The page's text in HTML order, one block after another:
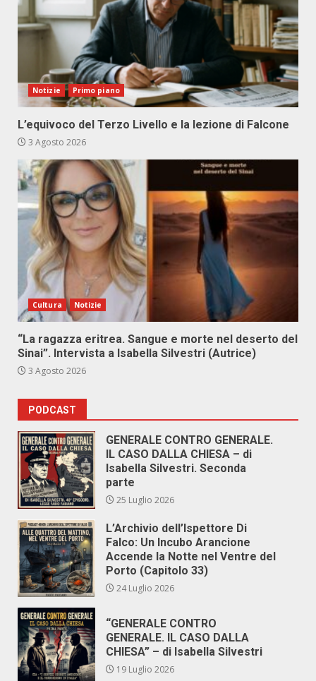
Notizie Primo piano
L’equivoco del Terzo Livello e la lezione di Falcone
3 Agosto 2026
Cultura Notizie
“La ragazza eritrea. Sangue e morte nel deserto del
Sinai”. Intervista a Isabella Silvestri (Autrice)
3 Agosto 2026
PODCAST
GENERALE CONTRO GENERALE.
IL CASO DALLA CHIESA – di
Isabella Silvestri. Seconda
parte
25 Luglio 2026
L’Archivio dell’Ispettore Di
Falco: Un Incubo Arancione
Accende la Notte nel Ventre del
Porto (Capitolo 33)
24 Luglio 2026
“GENERALE CONTRO
GENERALE. IL CASO DALLA
CHIESA” – di Isabella Silvestri
19 Luglio 2026